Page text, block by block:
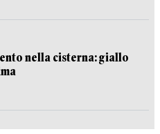
nella cisterna: giallo